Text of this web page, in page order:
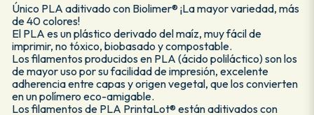
Único PLA aditivado con Biolimer® ¡La mayor variedad, más
de 40 colores!
El PLA es un plástico derivado del maíz, muy fácil de
imprimir, no tóxico, biobasado y compostable.
Los filamentos producidos en PLA (ácido poliláctico) son los
de mayor uso por su facilidad de impresión, excelente
adherencia entre capas y origen vegetal, que los convierten
en un polímero eco-amigable.
Los filamentos de PLA PrintaLot® están aditivados con